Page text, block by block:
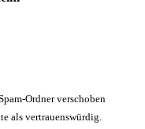
Ordner verschoben
als vertrauenswürdig.